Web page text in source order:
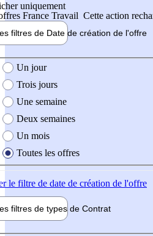
uniquement
France Travail Cette action
filtres de Date de création de l'offre
création de l'offre
Un jour
Trois jours
Une semaine
Deux semaines
Un mois
Toutes les offres
le filtre de date de création de l'offre
filtres de types de Contrat